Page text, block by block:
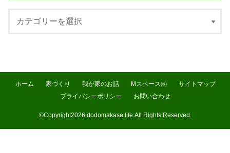
ホーム 家づくり 我が家のお話 Mスペース㈱
サイトマップ
プライバシーポリシー
お問い合わせ
©Copyright2026 dodomakase life .All Rights Reserved.